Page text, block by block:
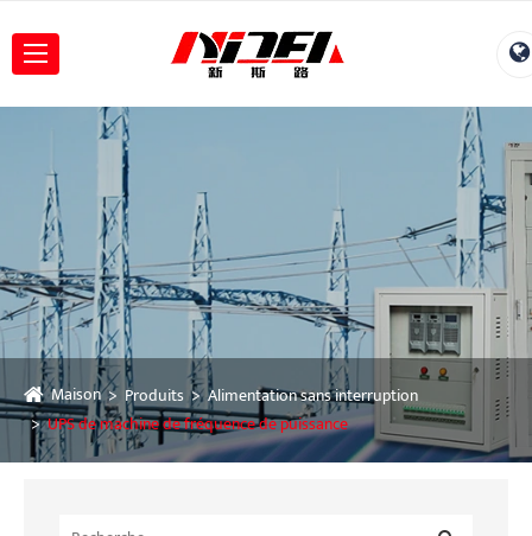
Maison Produits
Alimentation sans interruption
UPS de machine de fréquence de puissance